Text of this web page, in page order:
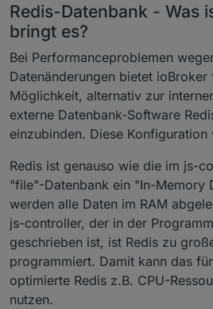
Redis-Datenbank - Was
bringt es?
Bei Performanceproblemen
Datenänderungen bietet
Möglichkeit, alternativ zur
externe Datenbank-Software
einzubinden. Diese
Redis ist genauso wie die im js-
"file"-Datenbank ein "In-Memory
werden alle Daten im RAM
js-controller, der in der
geschrieben ist, ist Redis zu
programmiert. Damit kann das
optimierte Redis z.B. CPU-
nutzen.